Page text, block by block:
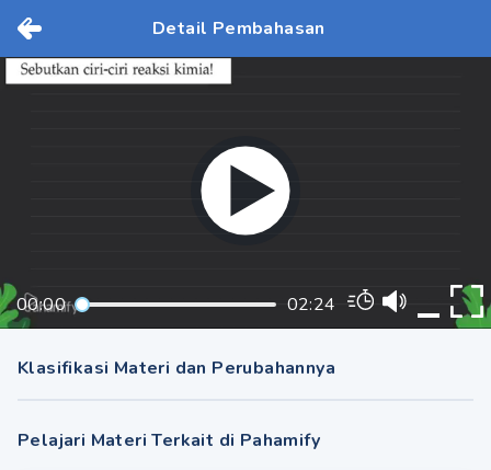
Detail Pembahasan
00:00 02:24
Klasifikasi Materi dan Perubahannya
Pelajari Materi Terkait di Pahamify